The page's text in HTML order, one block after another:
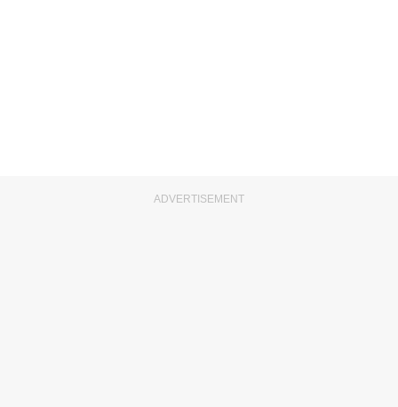
ADVERTISEMENT